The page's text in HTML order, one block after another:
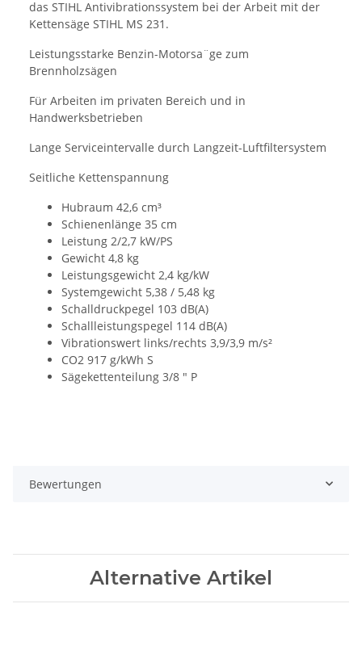
das STIHL Antivibrationssystem bei der Arbeit mit der
Kettensäge STIHL MS 231.
Leistungsstarke Benzin-Motorsa¨ge zum
Brennholzsägen
Für Arbeiten im privaten Bereich und in
Handwerksbetrieben
Lange Serviceintervalle durch Langzeit-Luftfiltersystem
Seitliche Kettenspannung
Hubraum 42,6 cm³
Schienenlänge 35 cm
Leistung 2/2,7 kW/PS
Gewicht 4,8 kg
Leistungsgewicht 2,4 kg/kW
Systemgewicht 5,38 / 5,48 kg
Schalldruckpegel 103 dB(A)
Schallleistungspegel 114 dB(A)
Vibrationswert links/rechts 3,9/3,9 m/s²
CO2 917 g/kWh S
Sägekettenteilung 3/8 " P
Bewertungen
Alternative Artikel